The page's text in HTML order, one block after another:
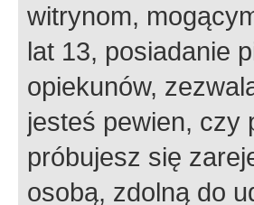
witrynom,
lat 13, posiadanie
opiekunów,
jesteś pewien, czy
próbujesz się
osobą, zdolną do